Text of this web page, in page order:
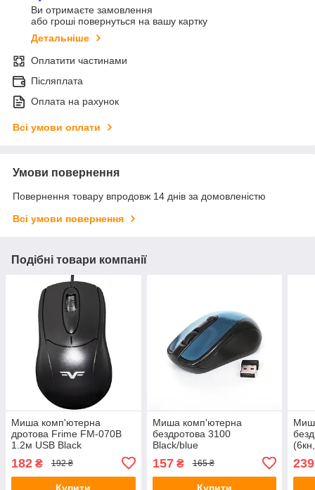
Ви отримаєте замовлення
або гроші повернуться на вашу картку
Детальніше
Оплатити частинами
Післяплата
Оплата на рахунок
Всі умови оплати
Умови повернення
Повернення товару впродовж 14 днів за домовленістю
Всі умови повернення
Подібні товари компанії
Миша комп'ютерна
дротова Frime FM-070B
1.2м USB Black
182 ₴ 192 ₴
Миша комп'ютерна
бездротова 3100
Black/blue
157₴ 165 ₴ 239